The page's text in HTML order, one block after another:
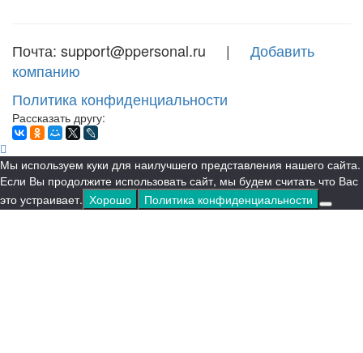
Почта: support@ppersonal.ru | Добавить
компанию
Политика конфиденциальности
Рассказать другу:
Мы используем куки для наилучшего представления нашего сайта.
Если Вы продолжите использовать сайт, мы будем считать что Вас
это устраивает. Хорошо Политика конфиденциальности